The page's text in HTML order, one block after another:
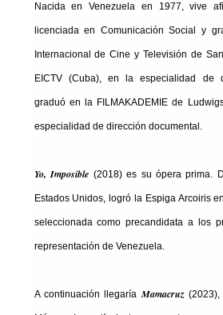
Nacida en Venezuela en 1977, vive
licenciada en Comunicación Social y
Internacional de Cine y Televisión de
EICTV (Cuba), en la especialidad de
graduó en la FILMAKADEMIE de
especialidad de dirección documental.
Yo, Imposible (2018) es su ópera prima.
Estados Unidos, logró la Espiga Arcoiris
seleccionada como precandidata a los
representación de Venezuela.
A continuación llegaríaMamacruz